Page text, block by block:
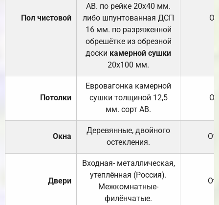
Пол чистовой
АВ. по рейке 20х40 мм.
либо шпунтованная ДСП
16 мм. по разряженной
обрешётке из обрезной
доски камерной сушки
20х100 мм.
Потолки
Евровагонка камерной
сушки толщиной 12,5
мм. сорт АВ.
Окна
Деревянные, двойного
остекления.
Двери
Входная- металлическая,
утеплённая (Россия).
Межкомнатные-
филёнчатые.